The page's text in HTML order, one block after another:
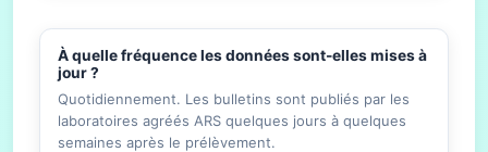
À quelle fréquence les données sont-elles mises à
jour ?
Quotidiennement. Les bulletins sont publiés par les
laboratoires agréés ARS quelques jours à quelques
semaines après le prélèvement.